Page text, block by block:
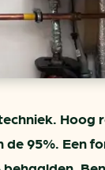
Hoog
95%. Een